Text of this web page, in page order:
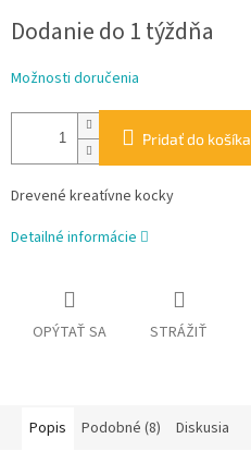
cena:
Dodanie do 1 týždňa
Možnosti doručenia
Pridať do košíka
Drevené kreatívne kocky
Detailné informácie
OPÝTAŤ SA STRÁŽIŤ
Popis Podobné (8) Diskusia